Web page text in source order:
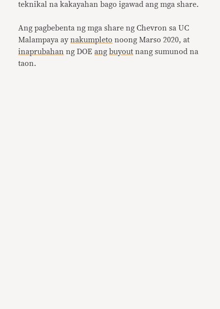
teknikal na kakayahan bago igawad ang mga share.
Ang pagbebenta ng mga share ng Chevron sa UC
Malampaya aynakumpleto noong Marso 2020, at
inaprubahan ng DOEang buyout nang sumunod na
taon.